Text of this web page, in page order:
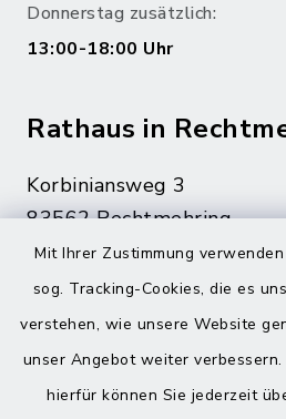
Mit Ihrer Zustimmung
sog. Tracking-Cookies, die es
verstehen, wie unsere Website
unser Angebot weiter
hierfür können Sie jederzeit
Donnerstag zusätzlich:
13:00-18:00 Uhr
Rathaus in
Korbiniansweg 3
83562 Rechtmehring
08076 499
08076 8595
poststelle@vg-